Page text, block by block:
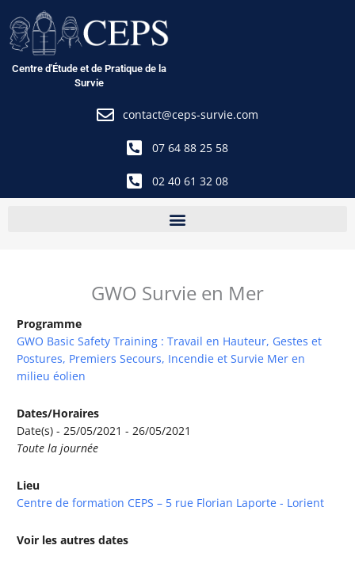
au
contenu
Centre d'Étude et de Pratique de la
Survie
contact@ceps-survie.com
07 64 88 25 58
02 40 61 32 08
GWO Survie en Mer
Programme
GWO Basic Safety Training : Travail en Hauteur, Gestes et
Postures, Premiers Secours, Incendie et Survie Mer en
milieu éolien
Dates/Horaires
Date(s) - 25/05/2021 - 26/05/2021
Toute la journée
Lieu
Centre de formation CEPS – 5 rue Florian Laporte - Lorient
Voir les autres dates